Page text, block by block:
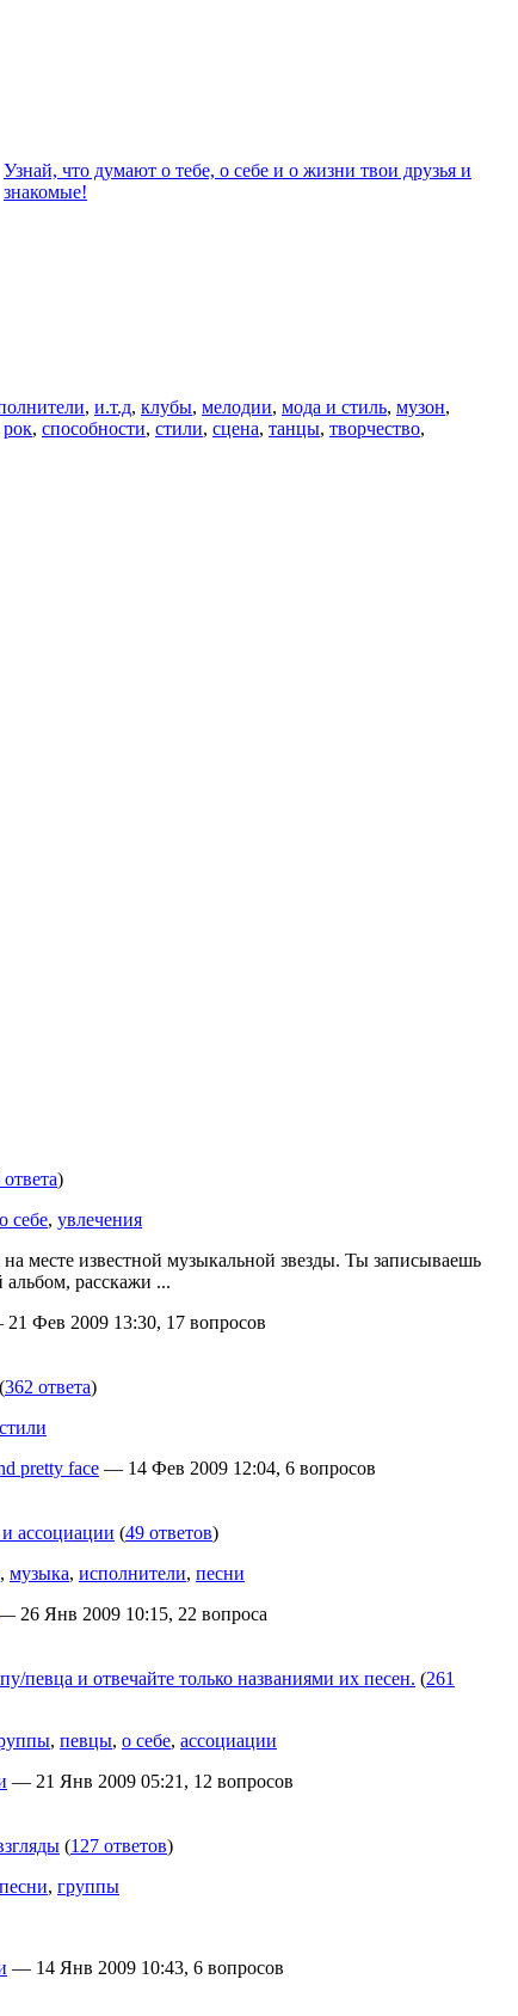
Узнай, что думают о тебе, о себе и о жизни твои друзья и
знакомые!
, и.т.д, клубы, мелодии, мода и стиль, музон,
рок, способности, стили, сцена, танцы, творчество,
ответа)
о себе, увлечения
на месте известной музыкальной звезды. Ты записываешь
расскажи ...
Фев 2009 13:30, 17 вопросов
(362 ответа)
стили
pretty face — 14 Фев 2009 12:04, 6 вопросов
ассоциации (49 ответов)
, музыка, исполнители, песни
26 Янв 2009 10:15, 22 вопроса
певца и отвечайте только названиями их песен. (261
, певцы, о себе, ассоциации
— 21 Янв 2009 05:21, 12 вопросов
(127 ответов)
песни, группы
— 14 Янв 2009 10:43, 6 вопросов